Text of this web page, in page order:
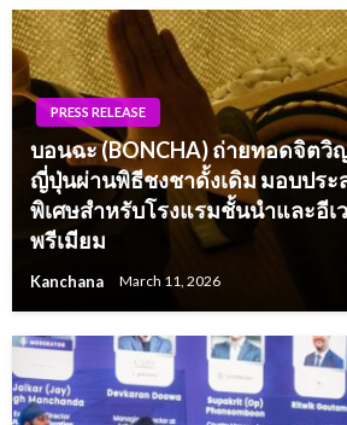
PRESS RELEASE
บอนฉะ (BONCHA) ถ่ายทอดจิต
ญี่ปุ่นผ่านพิธีชงชาดั้งเดิม มอบปร
พิเศษสำหรับโรงแรมชั้นนำและอีเ
พรีเมียม
Kanchana March 11, 2026